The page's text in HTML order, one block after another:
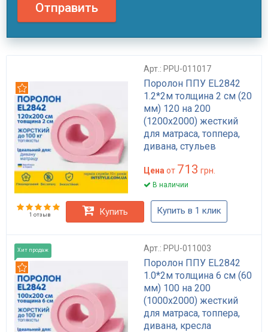
Отправить
Арт.: PPU-011017
Поролон ППУ EL2842
1.2*2м толщина 2 см (20
мм) 120 на 200
(1200х2000) жесткий
для матраса, топпера,
дивана, стульев
Цена от 713 грн.
В наличии
1 отзыв Купить Купить в 1 клик
Хит продаж Арт.: PPU-011003
Поролон ППУ EL2842
1.0*2м толщина 6 см (60
мм) 100 на 200
(1000х2000) жесткий
для матраса, топпера,
дивана, кресла